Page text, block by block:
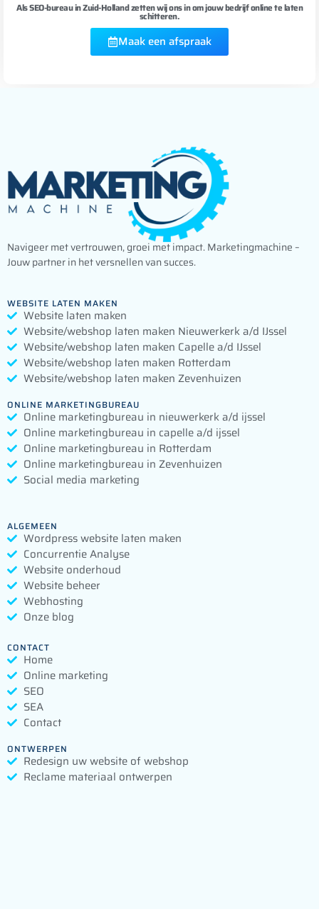
Als SEO-bureau in Zuid-Holland zetten wij ons in om jouw bedrijf online te laten
schitteren.
Maak een afspraak
Navigeer met vertrouwen, groei met impact. Marketingmachine –
Jouw partner in het versnellen van succes.
WEBSITE LATEN MAKEN
Website laten maken
Website/webshop laten maken Nieuwerkerk a/d IJssel
Website/webshop laten maken Capelle a/d IJssel
Website/webshop laten maken Rotterdam
Website/webshop laten maken Zevenhuizen
ONLINE MARKETINGBUREAU
Online marketingbureau in nieuwerkerk a/d ijssel
Online marketingbureau in capelle a/d ijssel
Online marketingbureau in Rotterdam
Online marketingbureau in Zevenhuizen
Social media marketing
ALGEMEEN
Wordpress website laten maken
Concurrentie Analyse
Website onderhoud
Website beheer
Webhosting
Onze blog
CONTACT
Home
Online marketing
SEO
SEA
Contact
ONTWERPEN
Redesign uw website of webshop
Reclame materiaal ontwerpen